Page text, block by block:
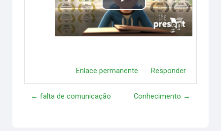
Reproducir
Vídeo
Enlace permanente Responder
← falta de comunicação Conhecimento →